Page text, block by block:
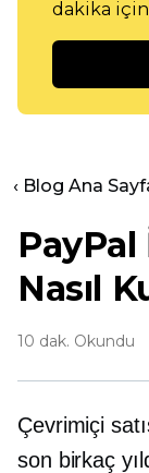
dakika
‹ Blog Ana
PayPal
Nasıl
10 dak. Okundu
Çevrimiçi
son birkaç